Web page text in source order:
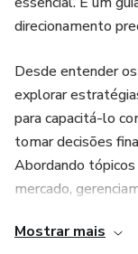
direcionamento
Desde entender
explorar
para capacitá-lo
tomar decisões
Abordando
mercado,
personalizada que
Mostrar mais